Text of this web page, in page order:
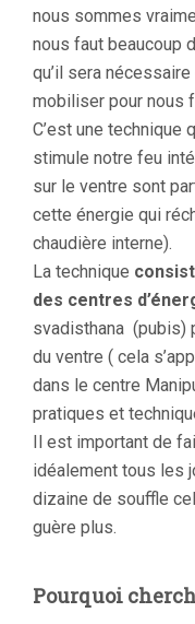
nous sommes
nous faut beaucoup
qu’il sera
mobiliser pour nous
C’est une technique
stimule notre feu
sur le ventre sont
cette énergie qui
chaudière interne).
La technique
des centres
svadisthana (pubis)
du ventre ( cela
dans le centre
pratiques et
Il est important de
idéalement tous les
dizaine de souffle
guère plus.
Pourquoi